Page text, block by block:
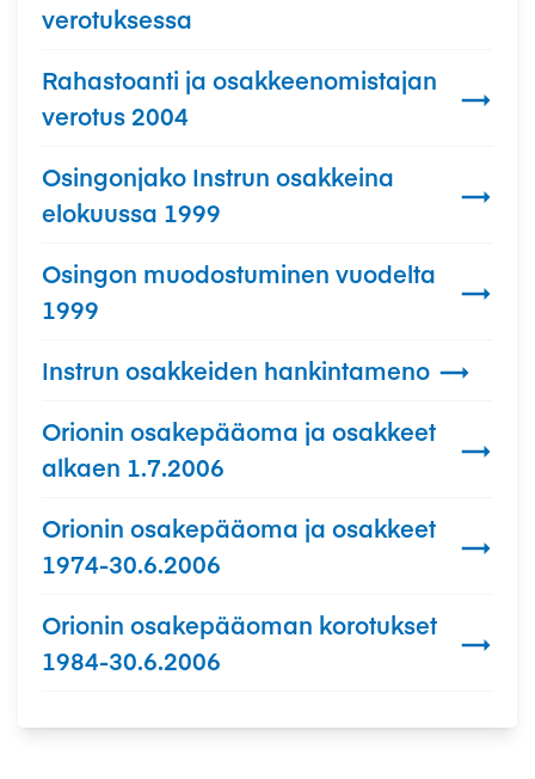
verotuksessa
Rahastoanti ja osakkeenomistajan
verotus 2004

Osingonjako Instrun osakkeina
elokuussa 1999

Osingon muodostuminen vuodelta
1999

Instrun osakkeiden hankintameno 
Orionin osakepääoma ja osakkeet
alkaen 1.7.2006

Orionin osakepääoma ja osakkeet
1974-30.6.2006

Orionin osakepääoman korotukset
1984-30.6.2006
